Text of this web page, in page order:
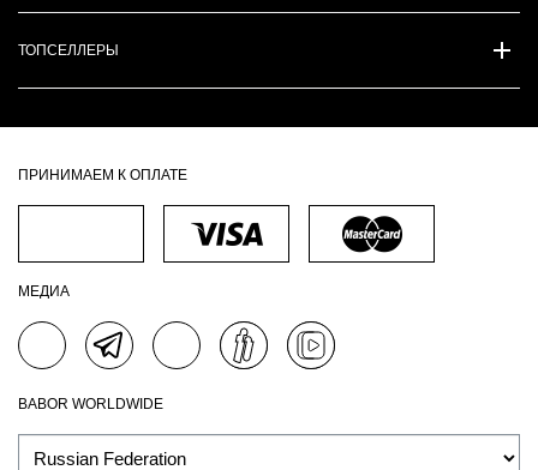
ТОПСЕЛЛЕРЫ
ПРИНИМАЕМ К ОПЛАТЕ
МЕДИА
BABOR WORLDWIDE